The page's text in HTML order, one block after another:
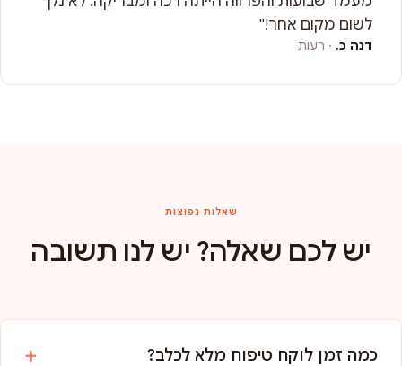
לשום מקום אחר!"
דנה כ. · רעות
שאלות נפוצות
יש לכם שאלה? יש לנו תשובה
כמה זמן לוקח טיפוח מלא לכלב?